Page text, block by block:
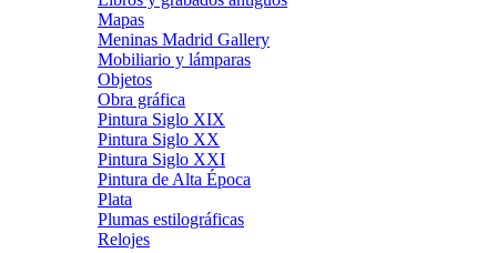
Mapas
Meninas Madrid Gallery
Mobiliario y lámparas
Objetos
Obra gráfica
Pintura Siglo XIX
Pintura Siglo XX
Pintura Siglo XXI
Pintura de Alta Época
Plata
Plumas estilográficas
Relojes